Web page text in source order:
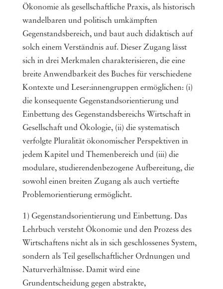
Ökonomie als gesellschaftliche Praxis, als historisch
wandelbaren und politisch umkämpften
Gegenstandsbereich, und baut auch didaktisch auf
solch einem Verständnis auf. Dieser Zugang lässt
sich in drei Merkmalen charakterisieren, die eine
breite Anwendbarkeit des Buches für verschiedene
Kontexte und Leser:innengruppen ermöglichen: (i)
die konsequente Gegenstandsorientierung und
Einbettung des Gegenstandsbereichs Wirtschaft in
Gesellschaft und Ökologie, (ii) die systematisch
verfolgte Pluralität ökonomischer Perspektiven in
jedem Kapitel und Themenbereich und (iii) die
modulare, studierendenbezogene Aufbereitung, die
sowohl einen breiten Zugang als auch vertiefte
Problemorientierung ermöglicht.
1) Gegenstandsorientierung und Einbettung. Das
Lehrbuch versteht Ökonomie und den Prozess des
Wirtschaftens nicht als in sich geschlossenes System,
sondern als Teil gesellschaftlicher Ordnungen und
Naturverhältnisse. Damit wird eine
Grundentscheidung gegen abstrakte,